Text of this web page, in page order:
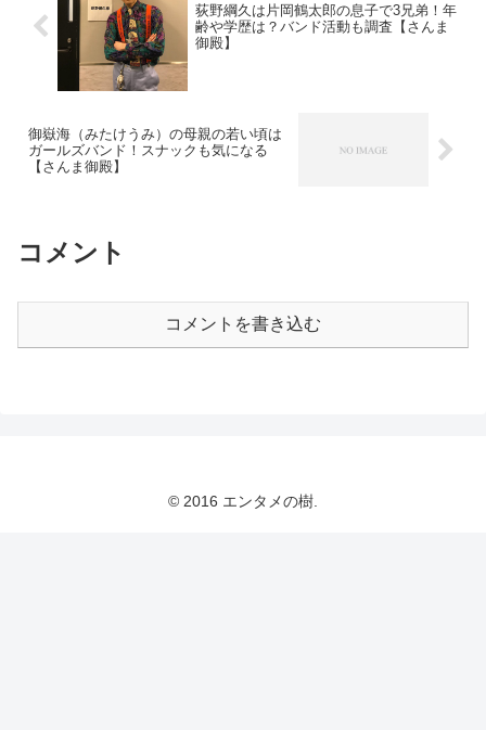
荻野綱久は片岡鶴太郎の息子で3兄弟！年
齢や学歴は？バンド活動も調査【さんま
御殿】
御嶽海（みたけうみ）の母親の若い頃は
ガールズバンド！スナックも気になる
【さんま御殿】
コメント
コメントを書き込む
© 2016 エンタメの樹.